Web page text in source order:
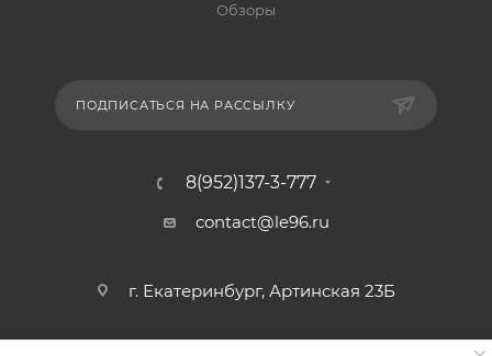
Обзоры
ПОДПИСАТЬСЯ НА РАССЫЛКУ
8(952)137-3-777
contact@le96.ru
г. Екатеринбург, Артинская 23Б